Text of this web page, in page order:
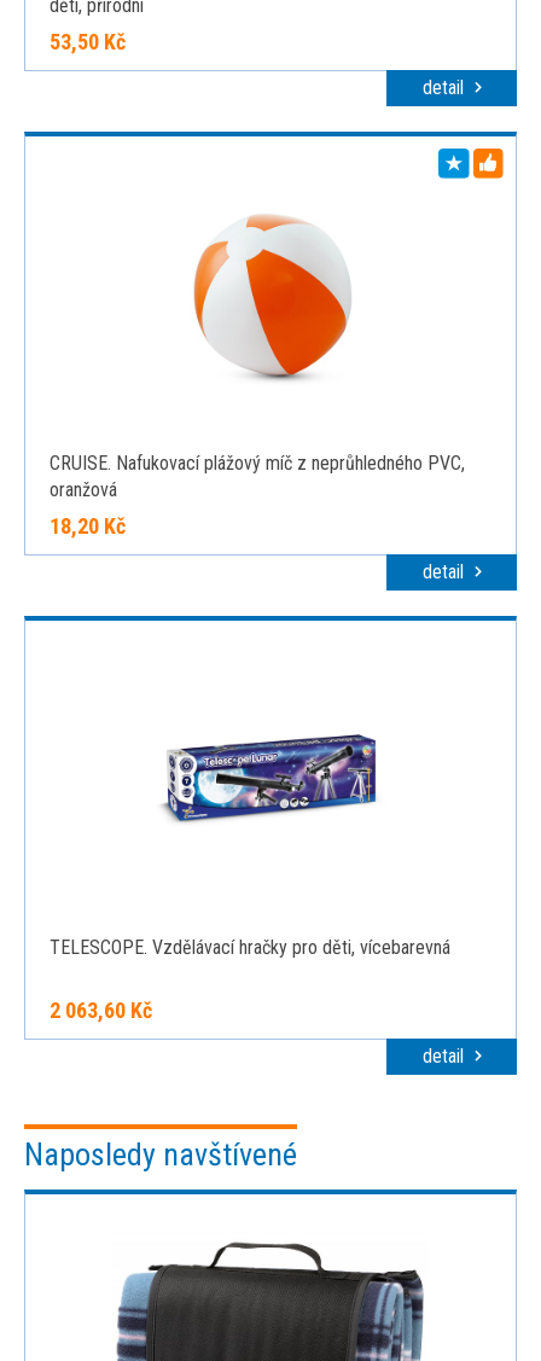
děti, přírodní
53,50 Kč
detail
CRUISE. Nafukovací plážový míč z neprůhledného PVC,
oranžová
18,20 Kč
detail
TELESCOPE. Vzdělávací hračky pro děti, vícebarevná
2 063,60 Kč
detail
Naposledy navštívené